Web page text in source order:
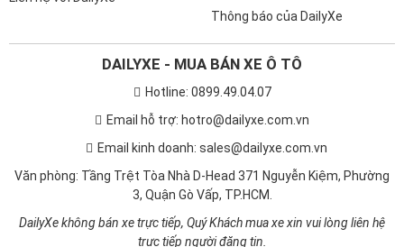
Thông báo của DailyXe
DAILYXE - MUA BÁN XE Ô TÔ
Hotline: 0899.49.04.07
Email hỗ trợ: hotro@dailyxe.com.vn
Email kinh doanh: sales@dailyxe.com.vn
Văn phòng: Tầng Trệt Tòa Nhà D-Head 371 Nguyễn Kiệm, Phường
3, Quận Gò Vấp, TP.HCM.
DailyXe không bán xe trực tiếp, Quý Khách mua xe xin vui lòng liên hệ
trực tiếp người đăng tin.